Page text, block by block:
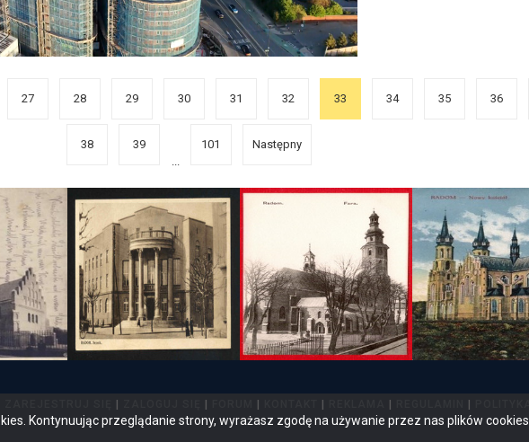
27 28 29 30 31 32 33 34 35 36
38
39
...
101 Następny
Kontynuując przeglądanie strony, wyrażasz zgodę na używanie przez nas plików cookies.